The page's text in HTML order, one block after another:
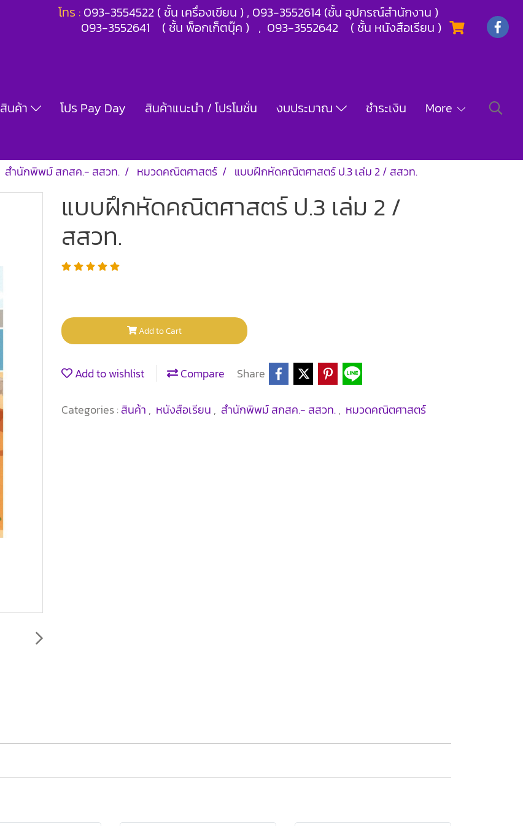
โทร : 093-3554522 ( ชั้น เครื่องเขียน ) , 093-3552614 (ชั้น อุปกรณ์สำนักงาน )
093-3552641 ( ชั้น พ็อกเก็ตบุ๊ค ) , 093-3552642 ( ชั้น หนังสือเรียน )
สินค้า โปร Pay Day สินค้าแนะนำ / โปรโมชั่น งบประมาณ ชำระเงิน More
สำนักพิพม์ สกสค.- สสวท. หมวดคณิตศาสตร์ แบบฝึกหัดคณิตศาสตร์ ป.3 เล่ม 2 / สสวท.
แบบฝึกหัดคณิตศาสตร์ ป.3 เล่ม 2 /
สสวท.
Add to Cart
Add to wishlist Compare Share
Categories :สินค้า , หนังสือเรียน , สำนักพิพม์ สกสค.- สสวท., หมวดคณิตศาสตร์